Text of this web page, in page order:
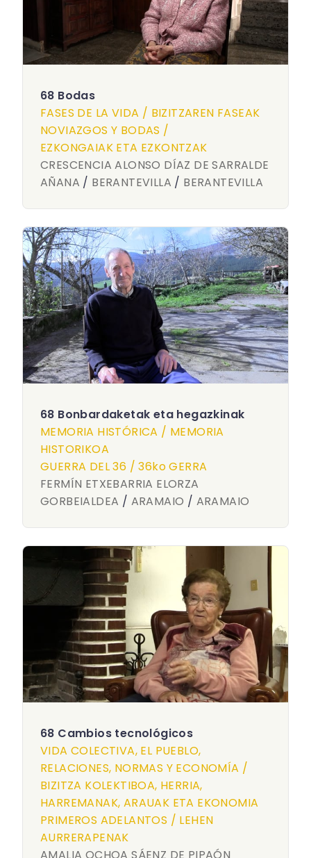
68 Bodas
FASES DE LA VIDA / BIZITZAREN FASEAK
NOVIAZGOS Y BODAS /
EZKONGAIAK ETA EZKONTZAK
CRESCENCIA ALONSO DÍAZ DE SARRALDE
AÑANA / BERANTEVILLA / BERANTEVILLA
68 Bonbardaketak eta hegazkinak
MEMORIA HISTÓRICA / MEMORIA
HISTORIKOA
GUERRA DEL 36 / 36ko GERRA
FERMÍN ETXEBARRIA ELORZA
GORBEIALDEA / ARAMAIO / ARAMAIO
68 Cambios tecnológicos
VIDA COLECTIVA, EL PUEBLO,
RELACIONES, NORMAS Y ECONOMÍA /
BIZITZA KOLEKTIBOA, HERRIA,
HARREMANAK, ARAUAK ETA EKONOMIA
PRIMEROS ADELANTOS / LEHEN
AURRERAPENAK